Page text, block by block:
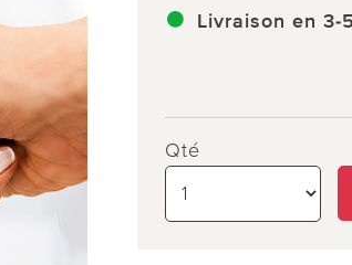
Livraison en 3-
Qté